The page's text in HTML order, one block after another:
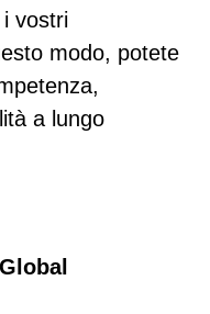
vostri
modo, potete
a lungo